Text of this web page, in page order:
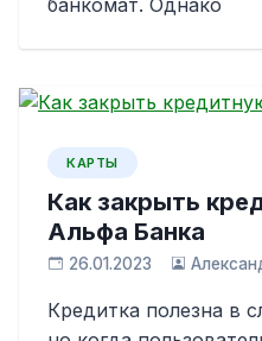
банкомат. Однако
КАРТЫ
Как закрыть
Альфа Банка
26.01.2023
Кредитка полезна в